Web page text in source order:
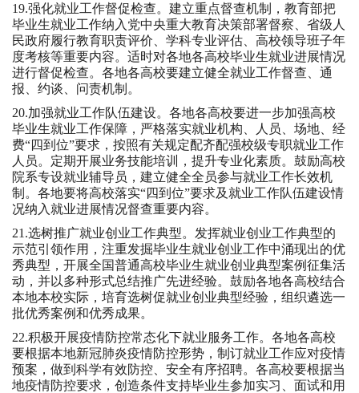
19.强化就业工作督促检查。建立重点督查机制，教育部把
毕业生就业工作纳入党中央重大教育决策部署督察、省级人
民政府履行教育职责评价、学科专业评估、高校领导班子年
度考核等重要内容。适时对各地各高校毕业生就业进展情况
进行督促检查。各地各高校要建立健全就业工作督查、通
报、约谈、问责机制。
20.加强就业工作队伍建设。各地各高校要进一步加强高校
毕业生就业工作保障，严格落实就业机构、人员、场地、经
费“四到位”要求，按照有关规定配齐配强校级专职就业工作
人员。定期开展业务技能培训，提升专业化素质。鼓励高校
院系专设就业辅导员，建立健全全员参与就业工作长效机
制。各地要将高校落实“四到位”要求及就业工作队伍建设情
况纳入就业进展情况督查重要内容。
21.选树推广就业创业工作典型。发挥就业创业工作典型的
示范引领作用，注重发掘毕业生就业创业工作中涌现出的优
秀典型，开展全国普通高校毕业生就业创业典型案例征集活
动，并以多种形式总结推广先进经验。鼓励各地各高校结合
本地本校实际，培育选树促就业创业典型经验，组织遴选一
批优秀案例和优秀成果。
22.积极开展疫情防控常态化下就业服务工作。各地各高校
要根据本地新冠肺炎疫情防控形势，制订就业工作应对疫情
预案，做到科学有效防控、安全有序招聘。各高校要根据当
地疫情防控要求，创造条件支持毕业生参加实习、面试和用